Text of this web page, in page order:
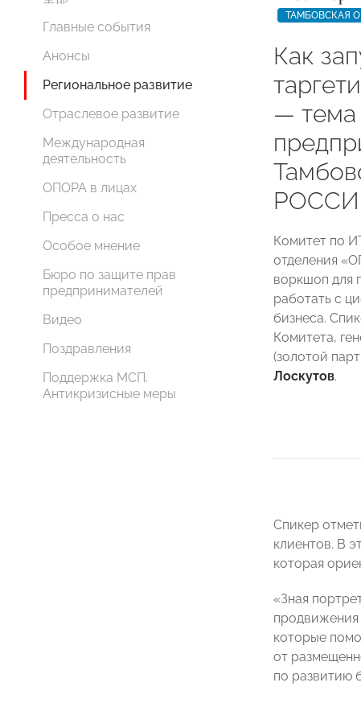
Главные события
Анонсы
Региональное развитие
Отраслевое развитие
Международная
деятельность
ОПОРА в лицах
Пресса о нас
Особое мнение
Бюро по защите прав
предпринимателей
Видео
Поздравления
Поддержка МСП.
Антикризисные меры
ТАМБОВСКАЯ
Как
— тема
Комитет по
отделения
воркшоп для
работать с
бизнеса.
Комитета,
(золотой
Лоскутов.
Спикер
клиентов. В
которая
«Зная
продвижения
которые
от
по развитию